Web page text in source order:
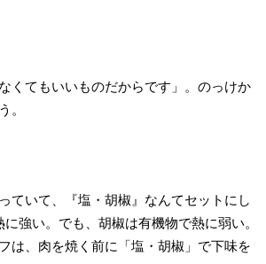
くてもいいものだからです」。のっけか
。
ていて、『塩・胡椒』なんてセットにし
強い。でも、胡椒は有機物で熱に弱い。
は、肉を焼く前に「塩・胡椒」で下味を